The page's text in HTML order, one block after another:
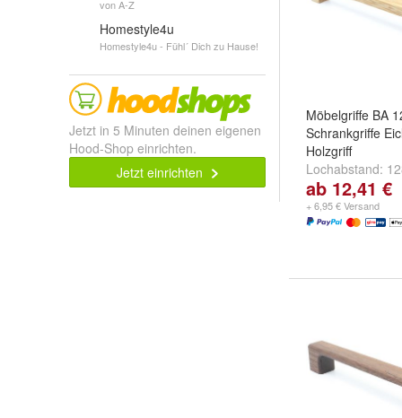
von A-Z
Homestyle4u
Homestyle4u - Fühl´ Dich zu Hause!
Jetzt in 5 Minuten deinen eigenen
Hood-Shop einrichten.
Jetzt einrichten
Möbelgriffe BA
Schrankgriffe
Holzgriff
Lochabstand:
mm ,192 mm und
ab 12,41 €
+ 6,95 € Versand